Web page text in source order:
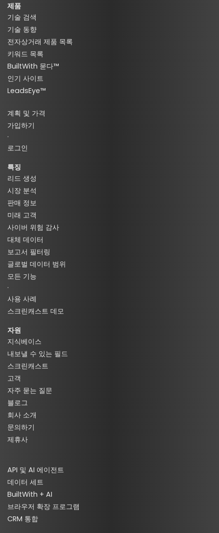
제품
기술 검색
기술 동향
전자상거래 제품 목록
키워드 목록
BuiltWith 묻다™
인기 사이트
LeadsEye™
계획 및 가격
가입하기
·
로그인
특징
리드 생성
시장 분석
판매 정보
미래 고객
사이버 위험 감사
대체 데이터
보고서 필터링
글로벌 데이터 범위
모든 기능
·
사용 사례
스크린캐스트 데모
자원
지식베이스
내보낼 수 있는 필드
스크린캐스트
고객
자주 묻는 질문
블로그
회사 소개
문의하기
제휴사
API 및 AI 에이전트
데이터 세트
BuiltWith + AI
브라우저 확장 프로그램
CRM 통합